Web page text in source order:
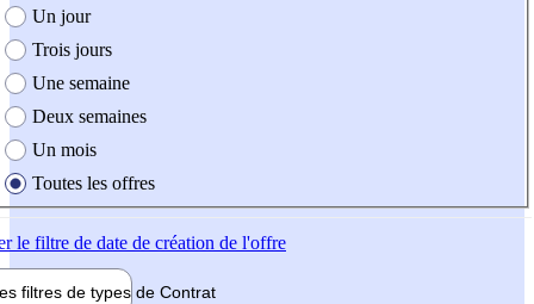
création de l'offre
Un jour
Trois jours
Une semaine
Deux semaines
Un mois
Toutes les offres
le filtre de date de création de l'offre
filtres de types de Contrat